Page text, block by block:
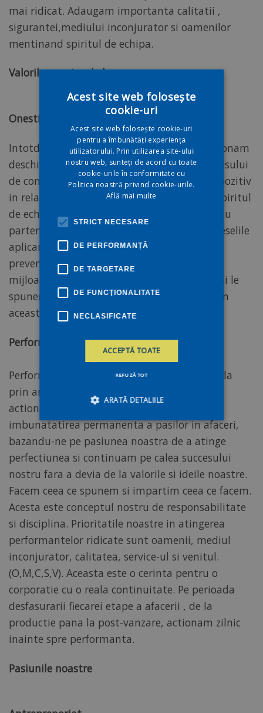
mai ridicat. Adaugam importanta calitatii ,
sigurantei,mediului inconjurator si oamenilor
mentinand spiritul de echipa.
Valorile noastre de baza
Onestitatea
Intotdeauna spunem intreg adevarul si actionam
deschis si franc pe intreaga perioada a procesului
de comunicare. Avem un feedback direct si pozitiv
in relatiile cu partenerii nostri . Aderam la spiritul
de echipa in munca atat cu angajatii cat si cu
partenerii nostri de afaceri. Ne acceptam greselile
aplicand totodata masuri de corectare si de
prevenire pe viitor a lor si aparam prin orice
mijloace adevarul. Aceste lucruri le gandim si le
spunem si nu difera de la unul la celalat. Prin
aceasta suntem unici.
Performanta ridicata
Performanta noastra este masurata de regula
prin angajatii nostri, beneficiari, societate si
actionari. Facem eforturi sustinute pentru
imbunatatirea permanenta a pasilor in afaceri,
bazandu-ne pe pasiunea noastra de a atinge
perfectiunea si continuam pe calea succesului
nostru fara a devia de la valorile si ideile noastre.
Facem ceea ce spunem si impartim ceea ce facem.
Acesta este conceptul nostru de responsabilitate
si disciplina. Prioritatile noastre in atingerea
performantelor ridicate sunt oamenii, mediul
inconjurator, calitatea, service-ul si venitul.
(O,M,C,S,V). Aceasta este o cerinta pentru o
corporatie cu o reala continuitate. Pe perioada
desfasurarii fiecarei etape a afacerii , de la
productie pana la post-vanzare, actionam zilnic
inainte spre performanta.
Pasiunile noastre
Acest site web folosește
cookie-uri
Acest site web folosește cookie-uri
pentru a îmbunătăți experiența
utilizatorului. Prin utilizarea site-ului
nostru web, sunteți de acord cu toate
cookie-urile în conformitate cu
Politica noastră privind cookie-urile.
Află mai multe
STRICT NECESARE
DE PERFORMANȚĂ
DE TARGETARE
DE FUNCŢIONALITATE
NECLASIFICATE
ACCEPTĂ TOATE
REFUZĂ TOT
ARATĂ DETALIILE
Strict necesare
De performanță
De targetare
De funcţionalitate
Neclasificate
Cookie-urile strict necesare permit
funcționalitatea principală a site-ului web, cum
ar fi autentificarea utilizatorului și gestionarea
contului. Site-ul web nu poate fi utilizat corect
fără cookie-uri strict necesare.
NUME
PROVIDER
/
DOMENIU
EXPIRAREDESCRIERE
CookieScriptConsent
CookieScript
deceuninck.rolună
Acest
cookie